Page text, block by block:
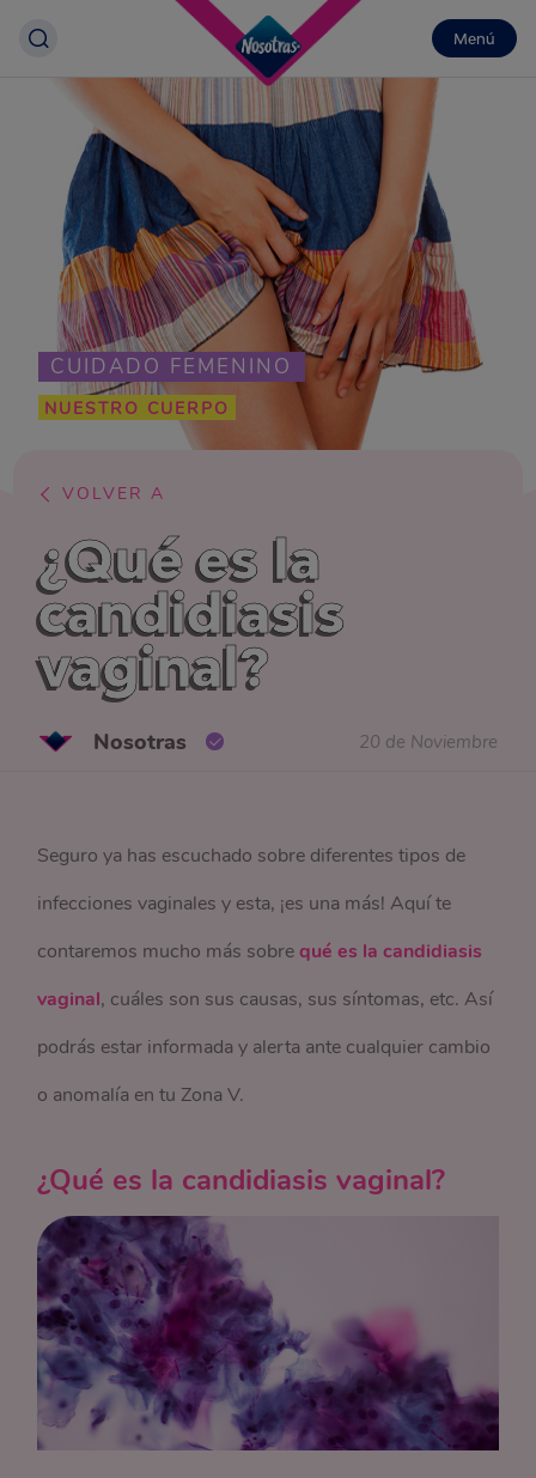
Menú
CUIDADO FEMENINO
NUESTRO CUERPO
VOLVER A
¿Qué es la
candidiasis
vaginal?
Nosotras 20 de Noviembre
Seguro ya has escuchado sobre diferentes tipos de
infecciones vaginales y esta, ¡es una más! Aquí te
contaremos mucho más sobrequé es la candidiasis
vaginal, cuáles son sus causas, sus síntomas, etc. Así
podrás estar informada y alerta ante cualquier cambio
o anomalía en tu Zona V.
¿Qué es la candidiasis vaginal?